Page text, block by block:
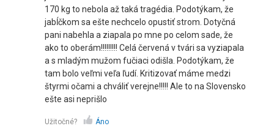
170 kg to nebola až taká tragédia. Podotýkam, že
jabĺčkom sa ešte nechcelo opustiť strom. Dotyčná
pani nabehla a ziapala po mne po celom sade, že
ako to oberám!!!!!!!!! Celá červená v tvári sa vyziapala
a s mladým mužom fučiaci odišla. Podotýkam, že
tam bolo veľmi veľa ľudí. Kritizovať máme medzi
štyrmi očami a chváliť verejne!!!!! Ale to na Slovensko
ešte asi neprišlo
Užitočné? Áno